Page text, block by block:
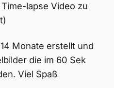
lapse Video zu
Monate erstellt und
die im 60 Sek
Viel Spaß